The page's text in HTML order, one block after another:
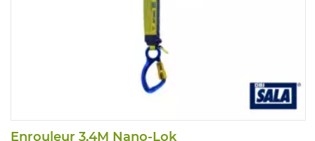
Enrouleur 3,4M Nano-Lok